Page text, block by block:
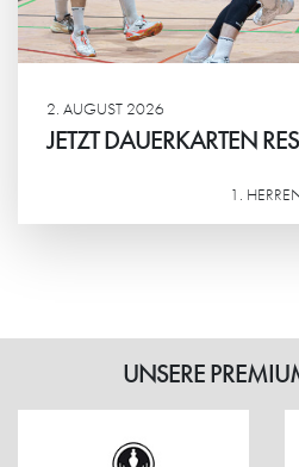
2. AUGUST 2026
JETZT DAUERKARTEN
1.
UNSERE